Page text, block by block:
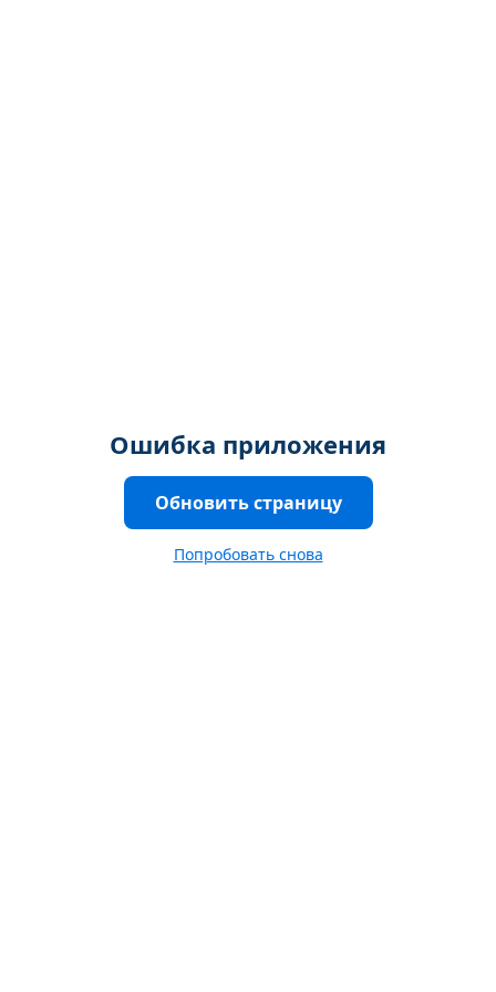
Ошибка приложения
Обновить страницу
Попробовать снова